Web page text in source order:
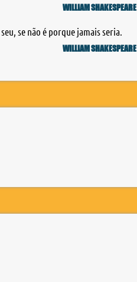
WILLIAM SHAKESPEARE
se não é porque jamais seria.
WILLIAM SHAKESPEARE